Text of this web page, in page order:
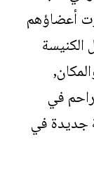
أعضاؤهم
في
جديدة في